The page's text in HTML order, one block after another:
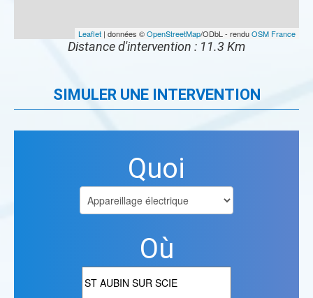
Leaflet | données ©OpenStreetMap/ODbL - renduOSM France
Distance d'intervention : 11.3 Km
SIMULER UNE INTERVENTION
Quoi
Où